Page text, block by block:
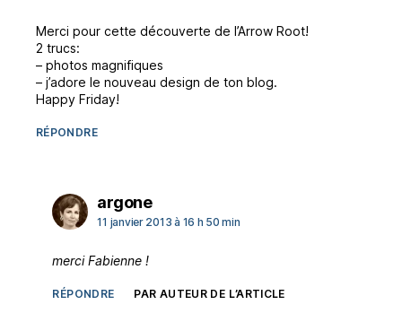
Merci pour cette découverte de l’Arrow Root!
2 trucs:
– photos magnifiques
– j’adore le nouveau design de ton blog.
Happy Friday!
RÉPONDRE
argonedit :
11 janvier 2013 à 16 h 50 min
merci Fabienne !
RÉPONDRE PAR AUTEUR DE L’ARTICLE